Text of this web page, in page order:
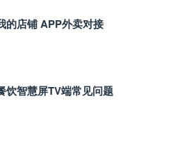
的店铺 APP外卖对接
饮智慧屏TV端常见问题